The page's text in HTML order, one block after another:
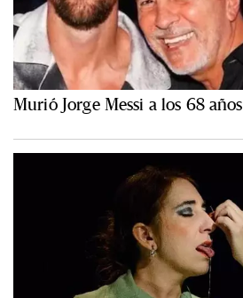
Murió Jorge Messi a los 68 años